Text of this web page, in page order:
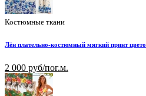
Костюмные ткани
Лён плательно-костюмный мягкий принт
2 000 руб/пог.м.